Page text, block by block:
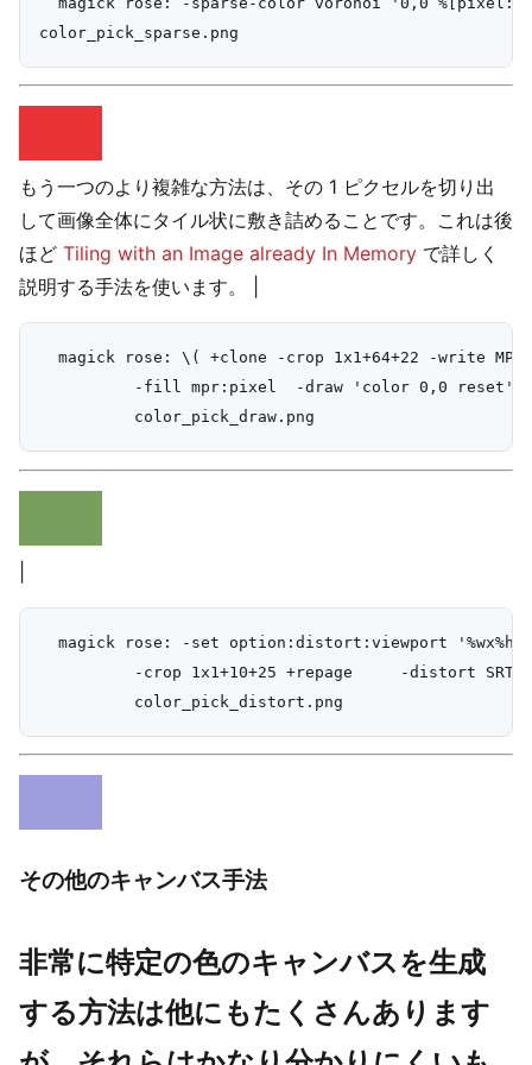
もう一つのより複雑な方法は、その 1 ピクセルを切り出
して画像全体にタイル状に敷き詰めることです。これは後
ほど Tiling with an Image already In Memory で詳しく
説明する手法を使います。 |
magick rose: \( +clone -crop 1x1+64+22 -write
          -fill mpr:pixel  -draw 'color 0,0 reset' \
magick rose: -set option:distort:viewport
-crop 1x1+10+25 +repage     -distort SRT
その他のキャンバス手法
非常に特定の色のキャンバスを生成
する方法は他にもたくさんあります